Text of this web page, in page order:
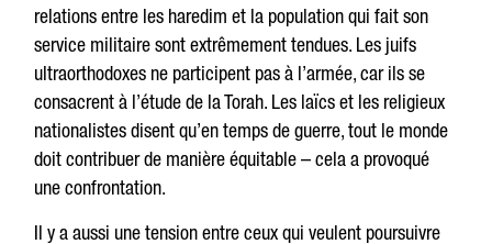
relations entre les haredim et la population qui fait son
service militaire sont extrêmement tendues. Les juifs
ultraorthodoxes ne participent pas à l’armée, car ils se
consacrent à l’étude de la Torah. Les laïcs et les religieux
nationalistes disent qu’en temps de guerre, tout le monde
doit contribuer de manière équitable – cela a provoqué
une confrontation.
Il y a aussi une tension entre ceux qui veulent poursuivre